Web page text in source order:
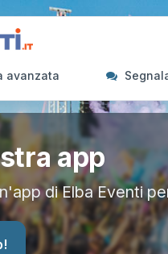
avanzata
app
di Elba Eventi